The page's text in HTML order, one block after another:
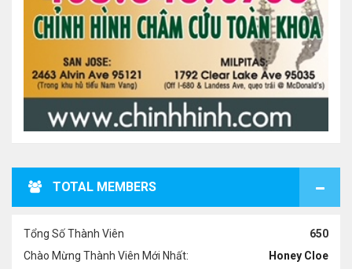
TOTAL MEMBERS
Tổng Số Thành Viên
650
Chào Mừng Thành Viên Mới Nhất:
Honey Cloe